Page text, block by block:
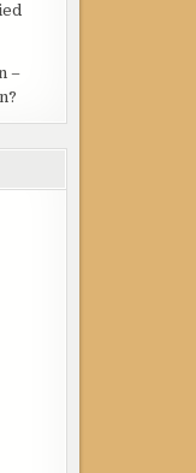
–